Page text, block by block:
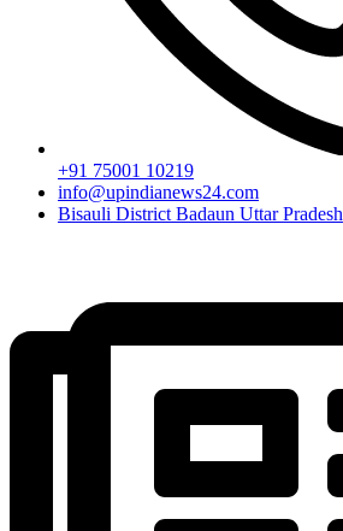
+91 75001 10219
info@upindianews24.com
Bisauli District Badaun Uttar Pradesh